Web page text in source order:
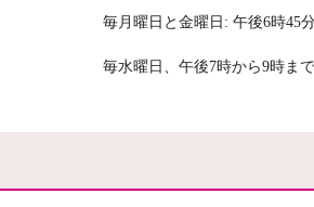
毎月曜日と金曜日: 午後6時45
毎水曜日、午後7時から9時まで